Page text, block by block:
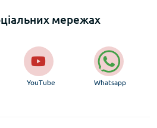
мережах
YouTube Whatsapp